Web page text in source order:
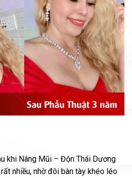
khi Nâng Mũi – Độn Thái Dương
nhiều, nhờ đôi bàn tày khéo léo